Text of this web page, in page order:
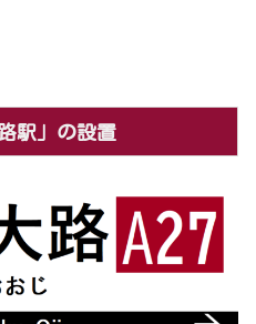
駅」の設置